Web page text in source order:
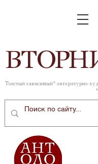
ВТОР
Толстый зависимый* литературно-